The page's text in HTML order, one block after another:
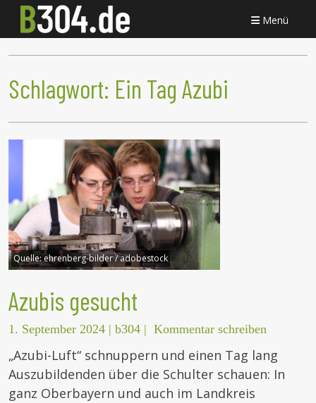
Menü
Schlagwort: Ein Tag Azubi
Quelle:ehrenberg-bilder / adobestock
Azubis gesucht
1. September 2024 | b304 | Kommentar schreiben
„Azubi-Luft“ schnuppern und einen Tag lang
Auszubildenden über die Schulter schauen: In
ganz Oberbayern und auch im Landkreis